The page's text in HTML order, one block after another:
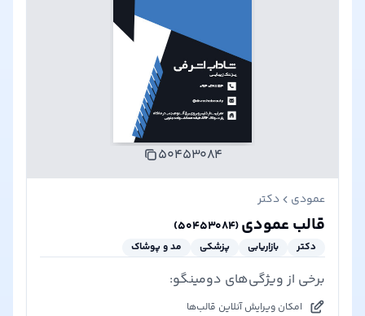
عمودی دکتر
قالب عمودی(۵۰۴۵۳۰۸۴)
دکتر بازاریابی پزشکی مد و پوشاک
برخی از ویژگی‌های دومینگو:
امکان ویرایش آنلاین قالب‌ها
۵۰۴۵۳۰۸۴